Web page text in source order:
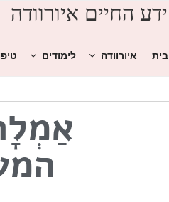
בית איורוודה לימודים
ידע החיים איורוודה